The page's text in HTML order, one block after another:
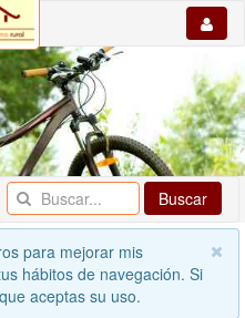
Buscar
para mejorar mis
hábitos de navegación. Si
aceptas su uso.